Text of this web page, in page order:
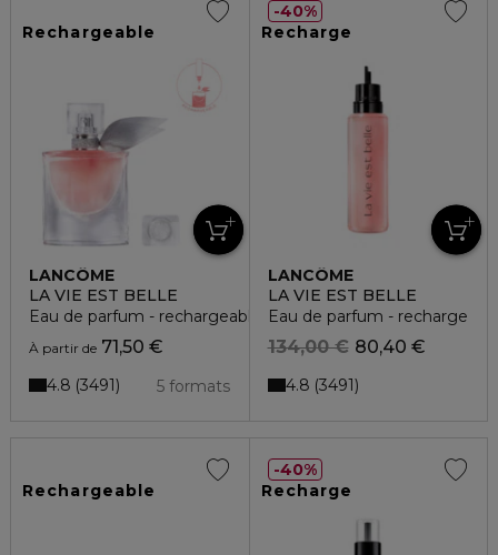
Rechargeable
LANCÔME
LA VIE EST BELLE
Eau de parfum - rechargeable
À partir de 71,50 €
5 formats
4.8 3491
Recharge
LANCÔME
LA VIE EST BELLE
Eau de parfum - recharge
80,40 €
134,00 €
4.8 3491
40%
Rechargeable Recharge
40%